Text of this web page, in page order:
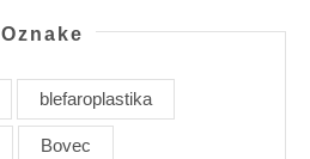
Oznake
blefaroplastika
Bovec